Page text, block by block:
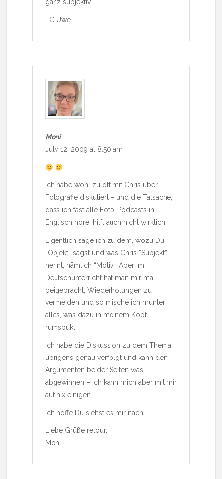
ganz subjektiv.
LG Uwe
Moni
July 12, 2009 at 8:50 am
Ich habe wohl zu oft mit Chris über
Fotografie diskutiert – und die Tatsache,
dass ich fast alle Foto-Podcasts in
Englisch höre, hilft auch nicht wirklich.
Eigentlich sage ich zu dem, wozu Du
“Objekt” sagst und was Chris “Subjekt”
nennt, nämlich “Motiv”. Aber im
Deutschunterricht hat man mir mal
beigebracht, Wiederholungen zu
vermeiden und so mische ich munter
alles, was dazu in meinem Kopf
rumspukt.
Ich habe die Diskussion zu dem Thema
übrigens genau verfolgt und kann den
Argumenten beider Seiten was
abgewinnen – ich kann mich aber mit mir
auf nix einigen.
Ich hoffe Du siehst es mir nach …
Liebe Grüße retour,
Moni